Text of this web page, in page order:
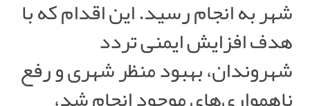
شهر به انجام رسید. این اقدام که با
هدف افزایش ایمنی تردد
شهروندان، بهبود منظر شهری و رفع